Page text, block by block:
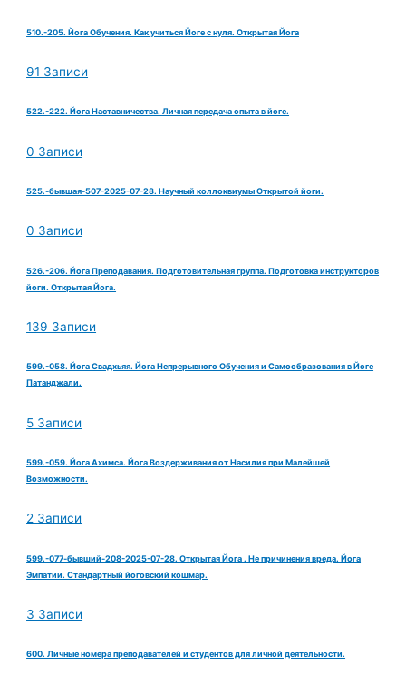
510.-205. Йога Обучения. Как учиться Йоге с нуля. Открытая Йога
91 Записи
522.-222. Йога Наставничества. Личная передача опыта в йоге.
0 Записи
525.-бывшая-507-2025-07-28. Научный коллоквиумы Открытой йоги.
0 Записи
526.-206. Йога Преподавания. Подготовительная группа. Подготовка инструкторов
йоги. Открытая Йога.
139 Записи
599.-058. Йога Свадхьяя. Йога Непрерывного Обучения и Самообразования в Йоге
Патанджали.
5 Записи
599.-059. Йога Ахимса. Йога Воздерживания от Насилия при Малейшей
Возможности.
2 Записи
599.-077-бывший-208-2025-07-28. Открытая Йога . Не причинения вреда. Йога
Эмпатии. Стандартный йоговский кошмар.
3 Записи
600. Личные номера преподавателей и студентов для личной деятельности.